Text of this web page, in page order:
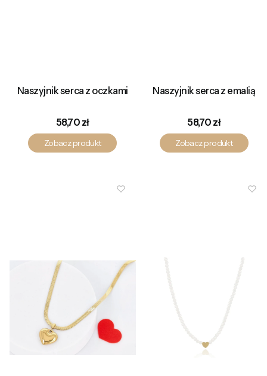
Naszyjnik serca z oczkami
Cena
58,70 zł
Zobacz produkt
Naszyjnik serca z emalią
Cena
58,70 zł
Zobacz produkt